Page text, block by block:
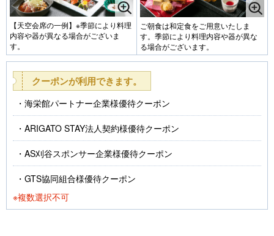
【天空会席の一例】※季節により料理
内容や器が異なる場合がございま
す。
ご朝食は和定食をご用意いたしま
す。季節により料理内容や器が異な
る場合がございます。
クーポンが利用できます。
海栄館パートナー企業様優待クーポン
ARIGATO STAY法人契約様優待クーポン
AS刈谷スポンサー企業様優待クーポン
GTS協同組合様優待クーポン
※複数選択不可